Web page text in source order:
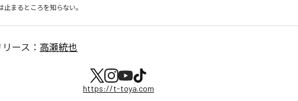
止まるところを知らない。
ース： 高瀬統也
https://t-toya.com